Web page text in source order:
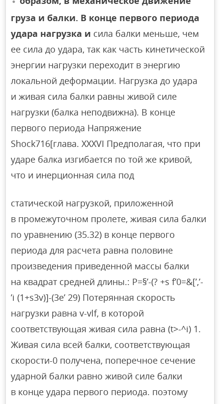
груза и балки. В конце первого периода
удара нагрузка и сила балки меньше, чем
ее сила до удара, так как часть кинетической
энергии нагрузки переходит в энергию
локальной деформации. Нагрузка до удара
и живая сила балки равны живой силе
нагрузки (балка неподвижна). В конце
первого периода Напряжение
Shock716[глава. XXXVI Предполагая, что при
ударе балка изгибается по той же кривой,
что и инерционная сила под
статической нагрузкой, приложенной
в промежуточном пролете, живая сила балки
по уравнению (35.32) в конце первого
периода для расчета равна половине
произведения приведенной массы балки
на квадрат средней длины.: Р=§’-(? +s f’0=&[’,’-
’i (1+s3v)]-(3e’ 29) Потерянная скорость
нагрузки равна v-vlf, в которой
соответствующая живая сила равна (t>-^i) 1.
Живая сила всей балки, соответствующая
скорости-0 получена, поперечное сечение
ударной балки равно живой силе балки
в конце удара первого периода. поэтому